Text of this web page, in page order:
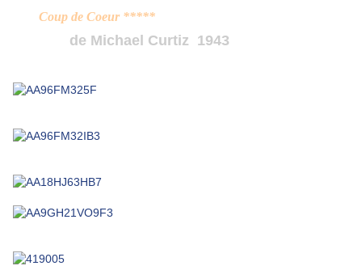
Coup de Coeur *****
de Michael Curtiz 1943